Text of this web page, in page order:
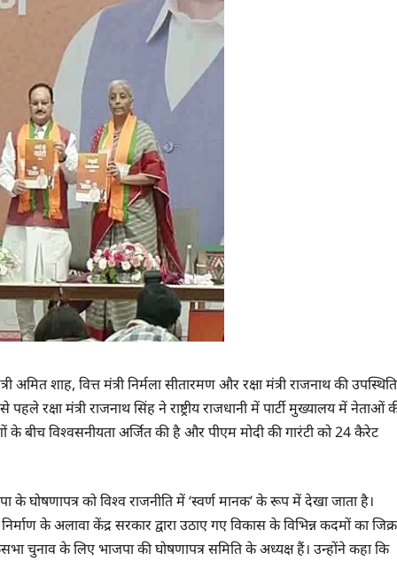
अमित शाह, वित्त मंत्री निर्मला सीतारमण और रक्षा मंत्री राजनाथ की उपस्थिति
रक्षा मंत्री राजनाथ सिंह ने राष्ट्रीय राजधानी में पार्टी मुख्यालय में नेताओं
बीच विश्वसनीयता अर्जित की है और पीएम मोदी की गारंटी को 24 कैरेट
के घोषणापत्र को विश्व राजनीति में ‘स्वर्ण मानक’ के रूप में देखा जाता है।
के अलावा केंद्र सरकार द्वारा उठाए गए विकास के विभिन्न कदमों का जिक्र
चुनाव के लिए भाजपा की घोषणापत्र समिति के अध्यक्ष हैं। उन्होंने कहा कि